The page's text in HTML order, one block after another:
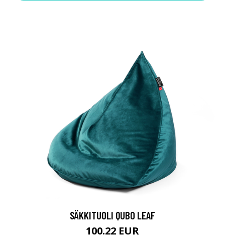
SÄKKITUOLI QUBO LEAF
100.22 EUR